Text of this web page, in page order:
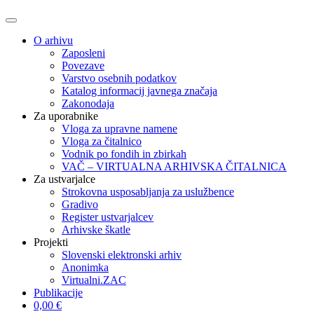
O arhivu
Zaposleni
Povezave
Varstvo osebnih podatkov
Katalog informacij javnega značaja
Zakonodaja
Za uporabnike
Vloga za upravne namene
Vloga za čitalnico
Vodnik po fondih in zbirkah
VAČ – VIRTUALNA ARHIVSKA ČITALNICA
Za ustvarjalce
Strokovna usposabljanja za uslužbence
Gradivo
Register ustvarjalcev
Arhivske škatle
Projekti
Slovenski elektronski arhiv
Anonimka
Virtualni.ZAC
Publikacije
0,00 €